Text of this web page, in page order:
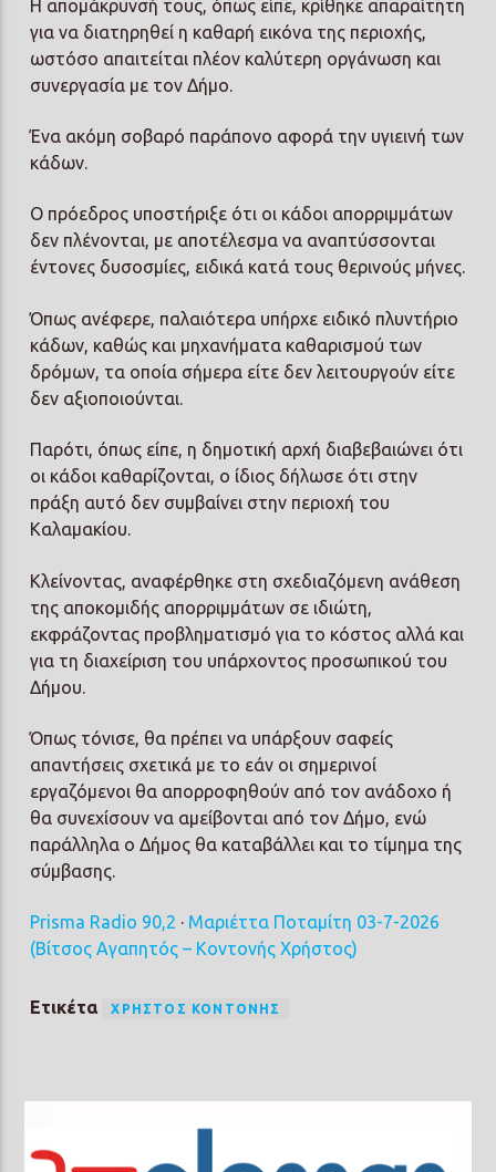
Η απομάκρυνσή τους, όπως είπε, κρίθηκε απαραίτητη
για να διατηρηθεί η καθαρή εικόνα της περιοχής,
ωστόσο απαιτείται πλέον καλύτερη οργάνωση και
συνεργασία με τον Δήμο.
Ένα ακόμη σοβαρό παράπονο αφορά την υγιεινή των
κάδων.
Ο πρόεδρος υποστήριξε ότι οι κάδοι απορριμμάτων
δεν πλένονται, με αποτέλεσμα να αναπτύσσονται
έντονες δυσοσμίες, ειδικά κατά τους θερινούς μήνες.
Όπως ανέφερε, παλαιότερα υπήρχε ειδικό πλυντήριο
κάδων, καθώς και μηχανήματα καθαρισμού των
δρόμων, τα οποία σήμερα είτε δεν λειτουργούν είτε
δεν αξιοποιούνται.
Παρότι, όπως είπε, η δημοτική αρχή διαβεβαιώνει ότι
οι κάδοι καθαρίζονται, ο ίδιος δήλωσε ότι στην
πράξη αυτό δεν συμβαίνει στην περιοχή του
Καλαμακίου.
Κλείνοντας, αναφέρθηκε στη σχεδιαζόμενη ανάθεση
της αποκομιδής απορριμμάτων σε ιδιώτη,
εκφράζοντας προβληματισμό για το κόστος αλλά και
για τη διαχείριση του υπάρχοντος προσωπικού του
Δήμου.
Όπως τόνισε, θα πρέπει να υπάρξουν σαφείς
απαντήσεις σχετικά με το εάν οι σημερινοί
εργαζόμενοι θα απορροφηθούν από τον ανάδοχο ή
θα συνεχίσουν να αμείβονται από τον Δήμο, ενώ
παράλληλα ο Δήμος θα καταβάλλει και το τίμημα της
σύμβασης.
Prisma Radio 90,2 · Μαριέττα Ποταμίτη 03-7-2026
(Βίτσος Αγαπητός – Κοντονής Χρήστος)
Ετικέτα ΧΡΉΣΤΟΣ ΚΟΝΤΟΝΉΣ